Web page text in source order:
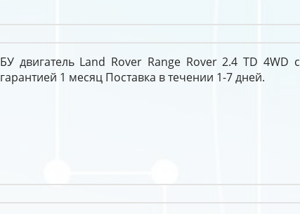
БУ двигатель Land Rover Range Rover 2.4 TD 4WD c
гарантией 1 месяц Поставка в течении 1-7 дней.